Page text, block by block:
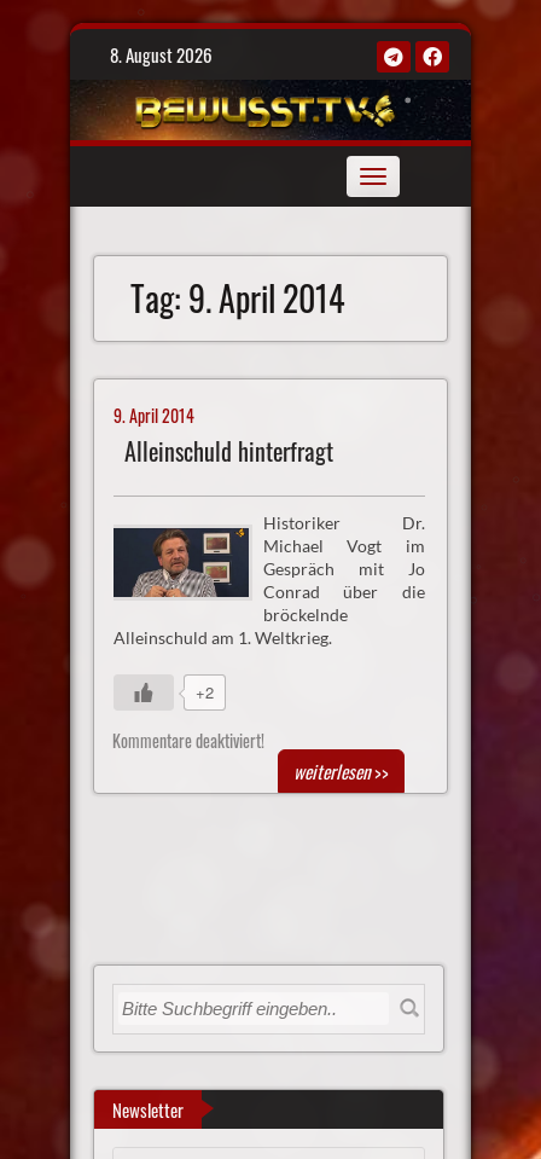
Skip
8. August 2026
Toggle
navigation
Tag:9. April 2014
9. April 2014
Alleinschuld hinterfragt
Historiker Dr.
Michael Vogt im
Gespräch mit Jo
Conrad über die
bröckelnde
Alleinschuld am 1. Weltkrieg.
+2
Kommentare deaktiviert!
weiterlesen>>
Newsletter